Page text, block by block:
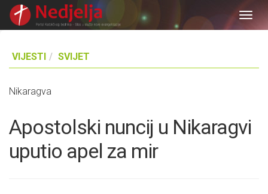
VIJESTI SVIJET
Nikaragva
Apostolski nuncij u Nikaragvi
uputio apel za mir